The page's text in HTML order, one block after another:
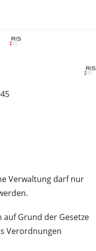
Verwaltung darf nur
auf Grund der Gesetze
Verordnungen